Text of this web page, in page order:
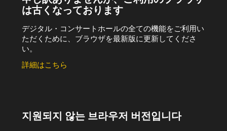
は古くなっております
デジタル・コンサートホールの全ての機能をご利用い
ただくために、ブラウザを最新版に更新してくださ
い。
詳細はこちら
지원되지 않는 브라우저 버전입니다